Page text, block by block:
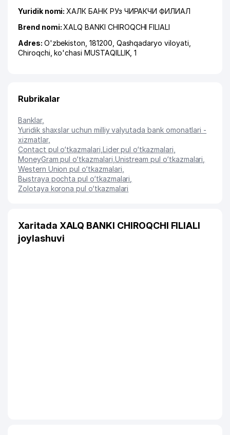
Yuridik nomi:ХАЛК БАНК РУз ЧИРАКЧИ ФИЛИАЛ
Brend nomi:XALQ BANKI CHIROQCHI FILIALI
Adres: O'zbekiston, 181200, Qashqadaryo viloyati
Chiroqchi ,ko'chasi MUSTAQILLIK, 1
Rubrikalar
Banklar,
Yuridik shaxslar uchun milliy valyutada bank omonatlari -
xizmatlar,
Contact pul o‘tkazmalari Lider pul o‘tkazmalari
MoneyGram pul o‘tkazmalari Unistream pul o‘tkazmalari
Western Union pul o‘tkazmalari
Bыstraya pochta pul o‘tkazmalari
Zolotaya korona pul o‘tkazmalari
Xaritada XALQ BANKI CHIROQCHI FILIALI
joylashuvi